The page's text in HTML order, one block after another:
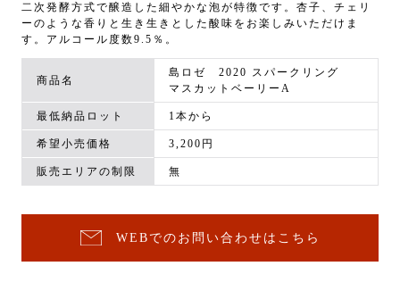
二次発酵方式で醸造した細やかな泡が特徴です。杏子、チェリ
ーのような香りと生き生きとした酸味をお楽しみいただけま
す。アルコール度数9.5％。
商品名
島ロゼ 2020 スパークリング
マスカットベーリーA
最低納品ロット 1本から
希望小売価格 3,200円
販売エリアの制限 無
WEBでのお問い合わせはこちら